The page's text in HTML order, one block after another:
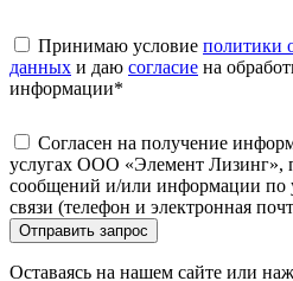
Принимаю условие политики
данных и даю согласие на
информации*
Согласен на получение
услугах ООО «Элемент Лизинг»,
сообщений и/или информации по
связи (телефон и электронная
Отправить запрос
Оставаясь на нашем сайте или